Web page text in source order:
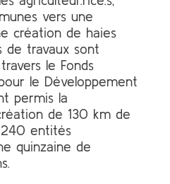
vers une
création de haies
de travaux sont
le Fonds
le Développement
permis la
de 130 km de
entités
quinzaine de